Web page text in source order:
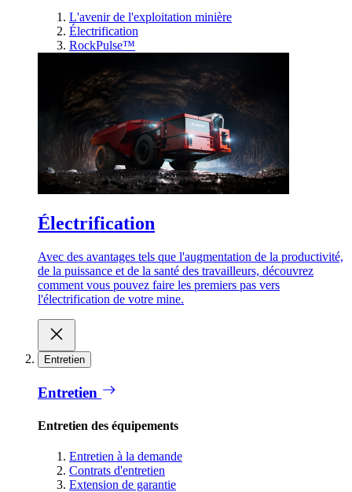
L'avenir de l'exploitation minière
Électrification
RockPulse™
Électrification
Avec des avantages tels que l'augmentation de la productivité,
de la puissance et de la santé des travailleurs, découvrez
comment vous pouvez faire les premiers pas vers
l'électrification de votre mine.
Entretien
Entretien
Entretien des équipements
Entretien à la demande
Contrats d'entretien
Extension de garantie